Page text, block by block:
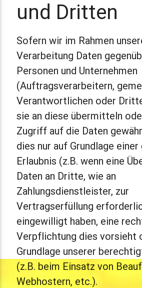
und Dritten
Sofern wir im Rahmen
Verarbeitung Daten
Personen und Unternehmen
(Auftragsverarbeitern,
Verantwortlichen oder
sie an diese übermitteln
Zugriff auf die Daten
dies nur auf Grundlage
Erlaubnis (z.B. wenn eine
Daten an Dritte, wie an
Zahlungsdienstleister, zur
Vertragserfüllung
eingewilligt haben, eine
Verpflichtung dies vorsieht
Grundlage unserer
(z.B. beim Einsatz von
Webhostern, etc.).